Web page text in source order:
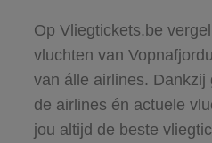
Op Vliegtickets.be
vluchten van
van álle airlines.
de airlines én actuele
jou altijd de beste